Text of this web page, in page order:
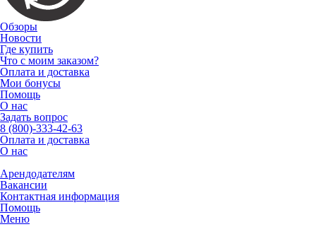
Обзоры
Новости
Где купить
Что с моим заказом?
Оплата и доставка
Мои бонусы
Помощь
О нас
Задать вопрос
8 (800)-333-42-63
Оплата и доставка
О нас
Арендодателям
Вакансии
Контактная информация
Помощь
Меню